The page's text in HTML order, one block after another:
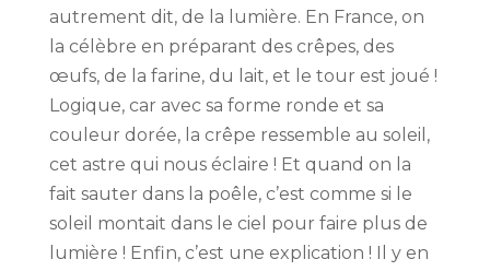
autrement dit, de la lumière. En France, on
la célèbre en préparant des crêpes, des
œufs, de la farine, du lait, et le tour est joué !
Logique, car avec sa forme ronde et sa
couleur dorée, la crêpe ressemble au soleil,
cet astre qui nous éclaire ! Et quand on la
fait sauter dans la poêle, c’est comme si le
soleil montait dans le ciel pour faire plus de
lumière ! Enfin, c’est une explication ! Il y en